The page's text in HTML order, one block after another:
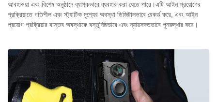
আবহাওয়া এবং বিশেষ অনুষ্ঠানে ব্যাপকভাবে ব্যবহার করা যেতে পারে।এটি আইন প্রয়োগের
প্রক্রিয়াতে গতিশীল এবং স্ট্যাটিক দৃশ্যের অবস্থা ডিজিটালভাবে রেকর্ড করে, এবং আইন
প্রয়োগ প্রক্রিয়ার বাস্তব অবস্থাকে বস্তুনিষ্ঠভাবে এবং ন্যায়সঙ্গতভাবে পুনরুদ্ধার করে।